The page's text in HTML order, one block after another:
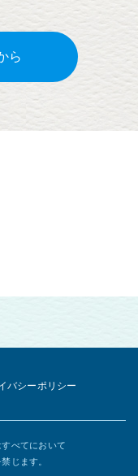
ら
バシーポリシー
べてにおいて
じます。